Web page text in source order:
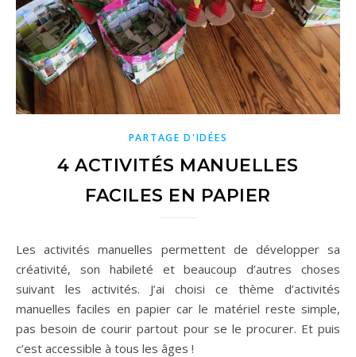
PARTAGE D'IDÉES
4 ACTIVITÉS MANUELLES
FACILES EN PAPIER
Les activités manuelles permettent de développer sa
créativité, son habileté et beaucoup d’autres choses
suivant les activités. J’ai choisi ce thème d’activités
manuelles faciles en papier car le matériel reste simple,
pas besoin de courir partout pour se le procurer. Et puis
c’est accessible à tous les âges !